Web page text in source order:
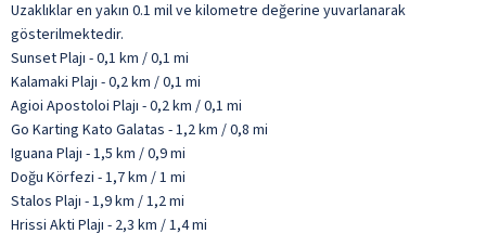
Uzaklıklar en yakın 0.1 mil ve kilometre değerine yuvarlanarak
gösterilmektedir.
Sunset Plajı - 0,1 km / 0,1 mi
Kalamaki Plajı - 0,2 km / 0,1 mi
Agioi Apostoloi Plajı - 0,2 km / 0,1 mi
Go Karting Kato Galatas - 1,2 km / 0,8 mi
Iguana Plajı - 1,5 km / 0,9 mi
Doğu Körfezi - 1,7 km / 1 mi
Stalos Plajı - 1,9 km / 1,2 mi
Hrissi Akti Plajı - 2,3 km / 1,4 mi